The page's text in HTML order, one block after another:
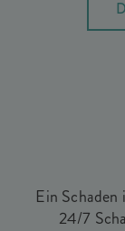
Ein Schaden
24/7